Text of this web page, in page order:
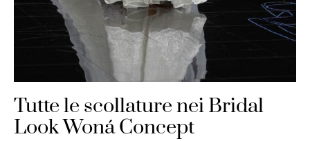
Tutte le scollature nei Bridal
Look Woná Concept